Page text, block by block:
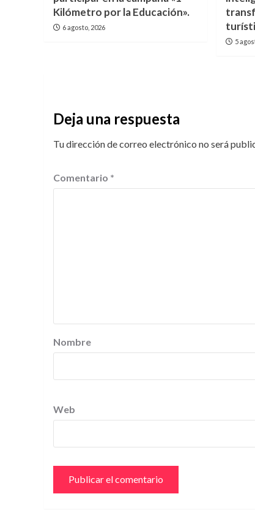
Kilómetro por la Educación».
6 agosto, 2026
5
Deja una respuesta
Tu dirección de correo electrónico no será
Comentario *
Nombre
Web